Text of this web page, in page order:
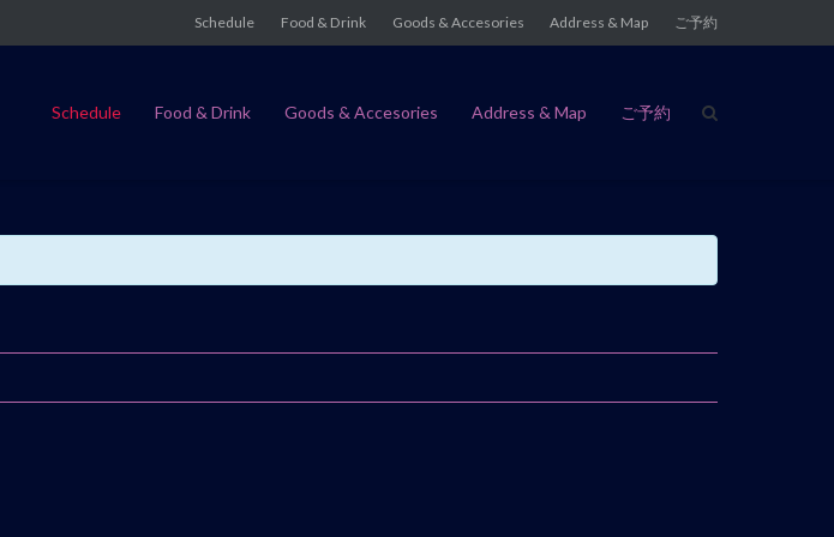
Schedule Food & Drink Goods & Accesories Address & Map ご予約
Schedule Food & Drink Goods & Accesories Address & Map ご予約